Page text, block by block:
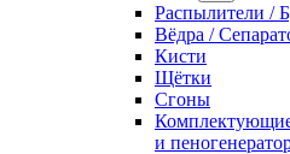
Распылители /
Вёдра /
Кисти
Щётки
Сгоны
и